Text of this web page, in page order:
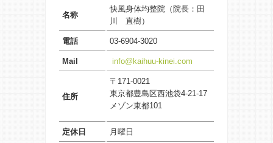
名称
快風身体均整院（院長： 田
川 直樹）
電話 03-6904-3020
Mail info@kaihuu-kinei.com
住所
〒171-0021
東京都豊島区西池袋4-21-17
メゾン東都101
定休日 月曜日